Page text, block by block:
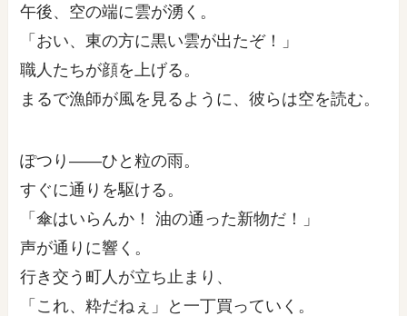
午後、空の端に雲が湧く。
「おい、東の方に黒い雲が出たぞ！」
職人たちが顔を上げる。
まるで漁師が風を見るように、彼らは空を読む。
ぽつり――ひと粒の雨。
すぐに通りを駆ける。
「傘はいらんか！ 油の通った新物だ！」
声が通りに響く。
行き交う町人が立ち止まり、
「これ、粋だねぇ」と一丁買っていく。